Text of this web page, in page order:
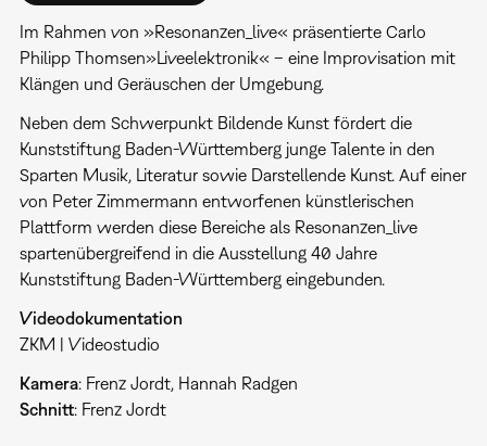
Im Rahmen von »Resonanzen_live« präsentierte Carlo
Philipp Thomsen»Liveelektronik« – eine Improvisation mit
Klängen und Geräuschen der Umgebung.
Neben dem Schwerpunkt Bildende Kunst fördert die
Kunststiftung Baden-Württemberg junge Talente in den
Sparten Musik, Literatur sowie Darstellende Kunst. Auf einer
von Peter Zimmermann entworfenen künstlerischen
Plattform werden diese Bereiche als Resonanzen_live
spartenübergreifend in die Ausstellung 40 Jahre
Kunststiftung Baden-Württemberg eingebunden.
Videodokumentation
ZKM | Videostudio
Kamera: Frenz Jordt, Hannah Radgen
Schnitt: Frenz Jordt